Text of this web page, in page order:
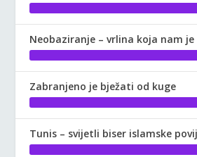
Neobaziranje – vrlina koja nam
Zabranjeno je bježati od kuge
Tunis – svijetli biser islamske